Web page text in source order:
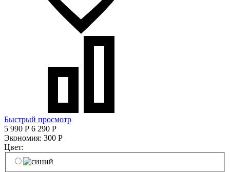
Быстрый просмотр
5 990 Р 6 290 Р
Экономия: 300 Р
Цвет: